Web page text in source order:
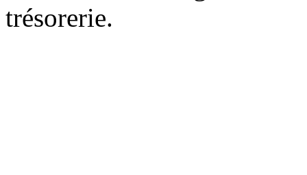
trésorerie.